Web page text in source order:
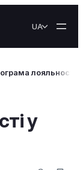
UA
лояльності у
у